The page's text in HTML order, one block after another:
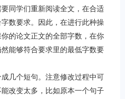
同学们重新阅读全文，在合适
数要求。因此，在进行此种操
的论文正文的全部字数，在你
能够符合要求里的最低字数要
几个短句。注意修改过程中可
改变太多，比如原本一个句子